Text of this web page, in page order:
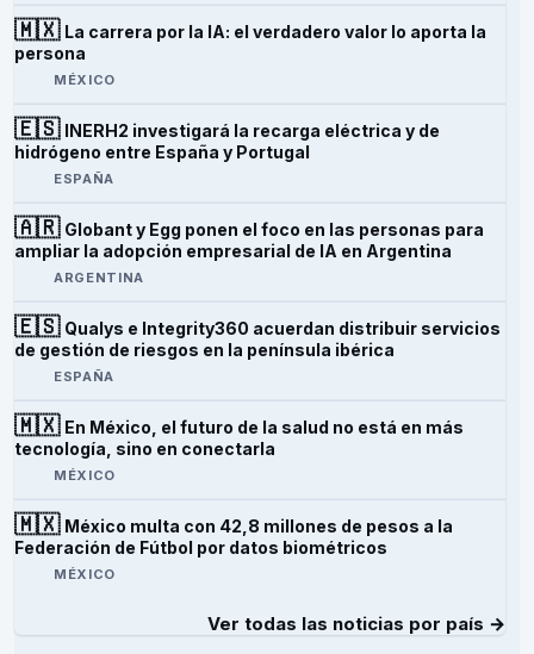
🇲🇽 La carrera por la IA: el verdadero valor lo aporta la
persona
MÉXICO
🇪🇸 INERH2 investigará la recarga eléctrica y de
hidrógeno entre España y Portugal
ESPAÑA
🇦🇷 Globant y Egg ponen el foco en las personas para
ampliar la adopción empresarial de IA en Argentina
ARGENTINA
🇪🇸 Qualys e Integrity360 acuerdan distribuir servicios
de gestión de riesgos en la península ibérica
ESPAÑA
🇲🇽 En México, el futuro de la salud no está en más
tecnología, sino en conectarla
MÉXICO
🇲🇽 México multa con 42,8 millones de pesos a la
Federación de Fútbol por datos biométricos
MÉXICO
Ver todas las noticias por país →